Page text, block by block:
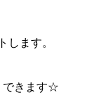
します。
できます☆